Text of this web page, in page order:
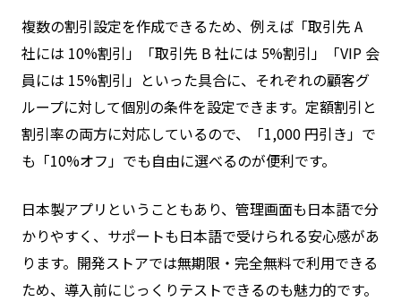
複数の割引設定を作成できるため、例えば「取引先 A
社には 10%割引」「取引先 B 社には 5%割引」「VIP 会
員には 15%割引」といった具合に、それぞれの顧客グ
ループに対して個別の条件を設定できます。定額割引と
割引率の両方に対応しているので、「1,000 円引き」で
も「10%オフ」でも自由に選べるのが便利です。
日本製アプリということもあり、管理画面も日本語で分
かりやすく、サポートも日本語で受けられる安心感があ
ります。開発ストアでは無期限・完全無料で利用できる
ため、導入前にじっくりテストできるのも魅力的です。